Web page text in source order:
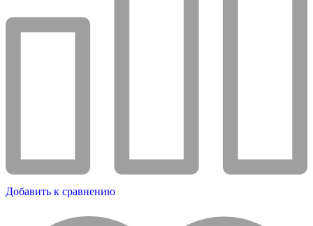
Добавить к сравнению